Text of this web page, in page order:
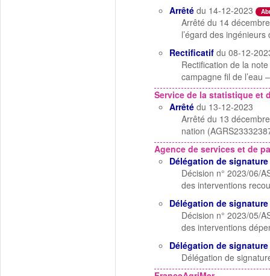
Arrêté du 14-12-2023
Arrêté du 14
l’égard des
Rectificatif du 08-12-
Rectification de la
campagne fil de l’eau
Service de la statistique et
Arrêté du 13-12-2023
Arrêté du 13
nation
Agence de services et de
Délégation de signature
Décision n° 2023/06/
des interventions
Délégation de signature
Décision n° 2023/05/
des interventions
Délégation de signature
Délégation de